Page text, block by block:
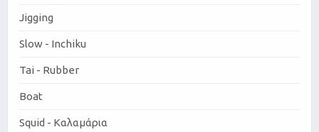
Jigging
Slow - Inchiku
Tai - Rubber
Boat
Squid - Καλαμάρια